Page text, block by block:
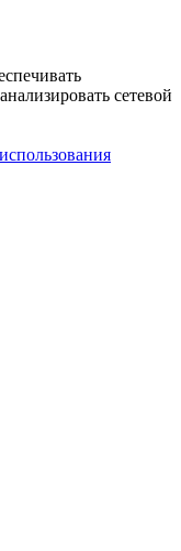
сетевой